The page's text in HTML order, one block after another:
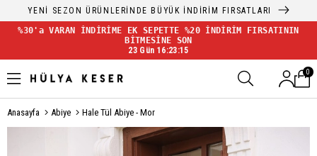
YENİ SEZON ÜRÜNLERİNDE BÜYÜK İNDİRİM FIRSATLARI
%30'a VARAN İNDİRİME EK SEPETTE %20 İNDİRİM FIRSATININ
BİTMESİNE SON
23 Gün 16:23:15
0
Anasayfa Abiye Hale Tül Abiye - Mor